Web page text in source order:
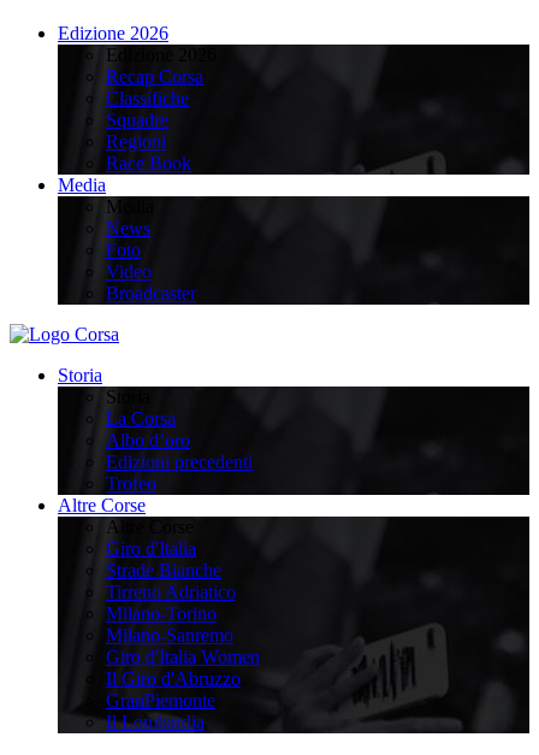
Edizione 2026
Edizione 2026
Recap Corsa
Classifiche
Squadre
Regioni
Race Book
Media
Media
News
Foto
Video
Broadcaster
Storia
Storia
La Corsa
Albo d’oro
Edizioni precedenti
Trofeo
Altre Corse
Altre Corse
Giro d'Italia
Strade Bianche
Tirreno Adriatico
Milano-Torino
Milano-Sanremo
Giro d'Italia Women
Il Giro d'Abruzzo
GranPiemonte
Il Lombardia